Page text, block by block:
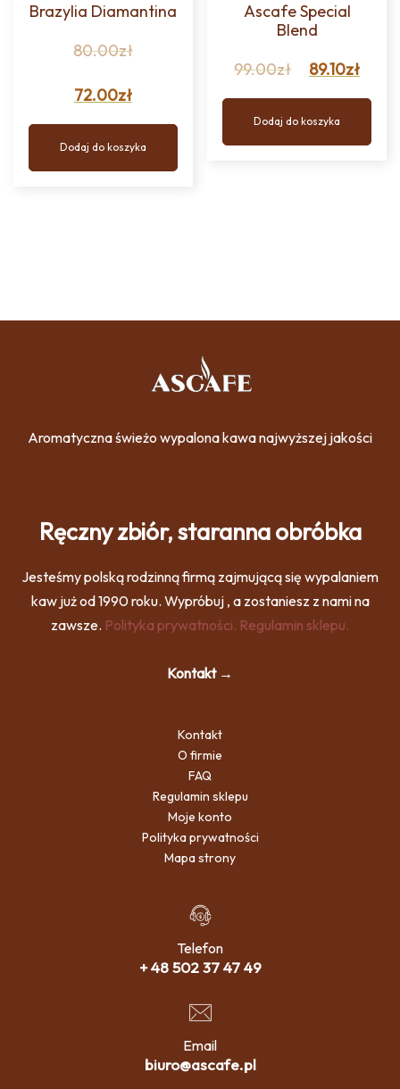
Brazylia Diamantina
80.00zł
72.00zł
Dodaj do koszyka
Ascafe Special
Blend
99.00zł 89.10zł
Dodaj do koszyka
Aromatyczna świeżo wypalona kawa najwyższej jakości
Ręczny zbiór, staranna obróbka
Jesteśmy polską rodzinną firmą zajmującą się wypalaniem
kaw już od 1990 roku. Wypróbuj , a zostaniesz z nami na
zawsze. Polityka prywatności. Regulamin sklepu.
Kontakt →
Kontakt
O firmie
FAQ
Regulamin sklepu
Moje konto
Polityka prywatności
Mapa strony
Telefon
+ 48 502 37 47 49
Email
biuro@ascafe.pl